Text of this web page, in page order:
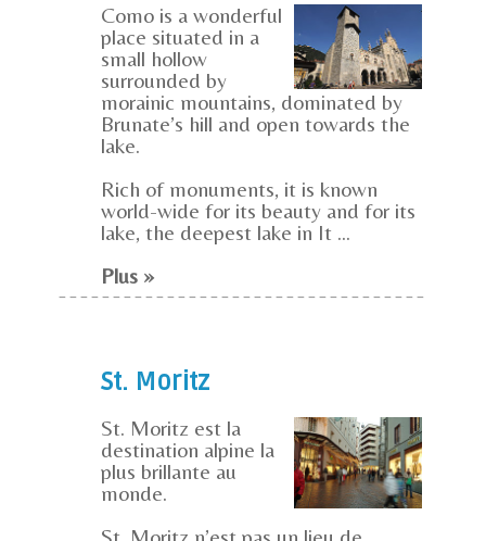
Como is a wonderful
place situated in a
small hollow
surrounded by
morainic mountains, dominated by
Brunate’s hill and open towards the
lake.
Rich of monuments, it is known
world-wide for its beauty and for its
lake, the deepest lake in It ...
Plus »
St. Moritz
St. Moritz est la
destination alpine la
plus brillante au
monde.
St. Moritz n’est pas un lieu de